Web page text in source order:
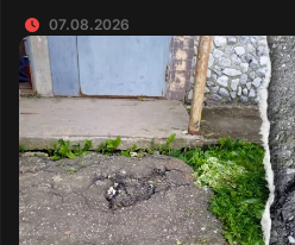
07.08.2026